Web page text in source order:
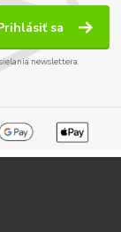
sa
newslettera.